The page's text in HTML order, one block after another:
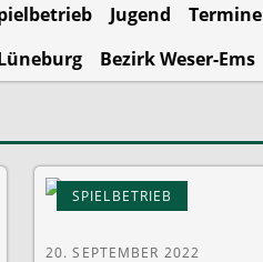
Jugend Termine
Bezirk Weser-Ems
SPIELBETRIEB
20. SEPTEMBER 2022